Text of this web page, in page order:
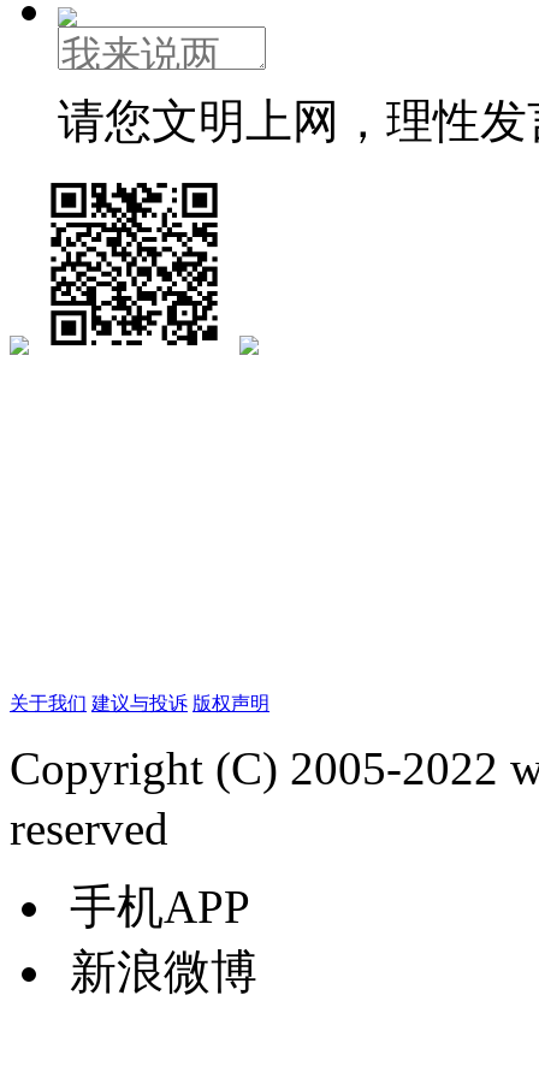
请您文明上网，理性
关于我们 建议与投诉 版权声明
Copyright (C) 2005-2022
reserved
手机APP
新浪微博